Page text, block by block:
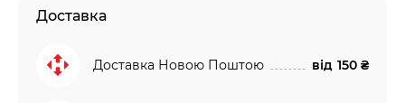
Доставка
Доставка Новою Поштою від 150 ₴